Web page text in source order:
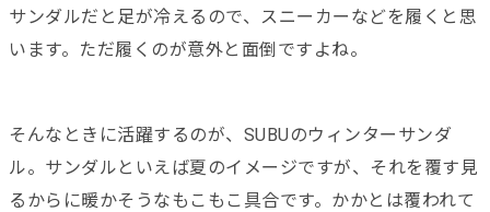
サンダルだと足が冷えるので、スニーカーなどを履くと思
います。ただ履くのが意外と面倒ですよね。
そんなときに活躍するのが、SUBUのウィンターサンダ
ル。サンダルといえば夏のイメージですが、それを覆す見
るからに暖かそうなもこもこ具合です。かかとは覆われて